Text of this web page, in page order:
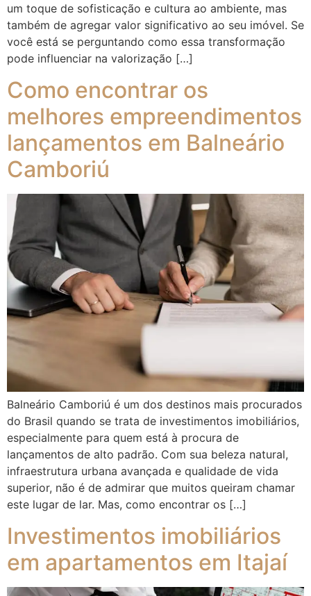
um toque de sofisticação e cultura ao ambiente, mas
também de agregar valor significativo ao seu imóvel. Se
você está se perguntando como essa transformação
pode influenciar na valorização […]
Como encontrar os
melhores empreendimentos
lançamentos em Balneário
Camboriú
Balneário Camboriú é um dos destinos mais procurados
do Brasil quando se trata de investimentos imobiliários,
especialmente para quem está à procura de
lançamentos de alto padrão. Com sua beleza natural,
infraestrutura urbana avançada e qualidade de vida
superior, não é de admirar que muitos queiram chamar
este lugar de lar. Mas, como encontrar os […]
Investimentos imobiliários
em apartamentos em Itajaí